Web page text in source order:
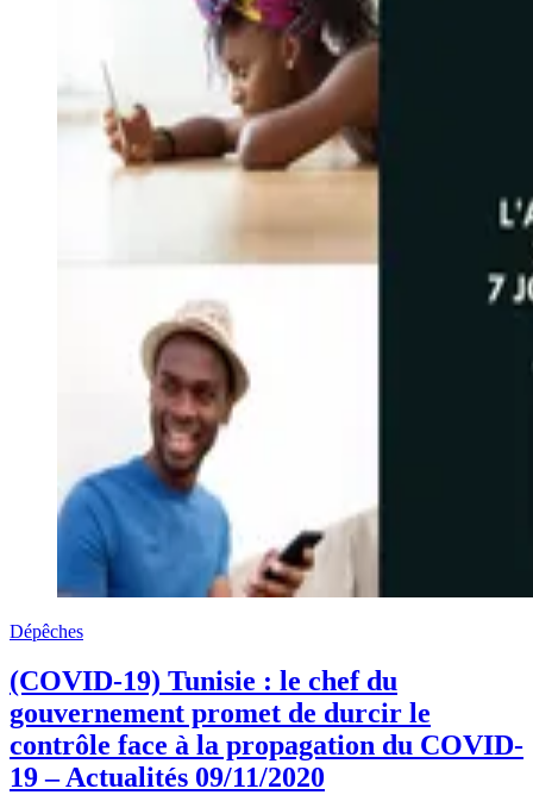
Dépêches
(COVID-19) Tunisie : le chef du
gouvernement promet de durcir le
contrôle face à la propagation du COVID-
19 – Actualités 09/11/2020